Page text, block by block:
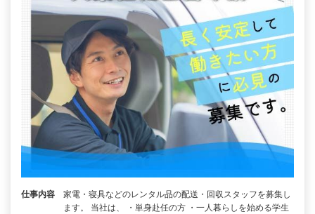
仕事内容
家電・寝具などのレンタル品の配送・回収スタッフを募集し
ます。 当社は、 ・単身赴任の方 ・一人暮らしを始める学生